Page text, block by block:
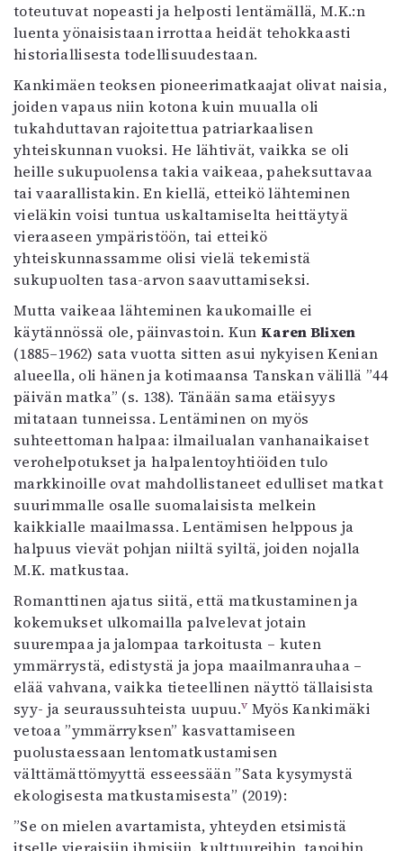
toteutuvat nopeasti ja helposti lentämällä, M.K.:n
luenta yönaisistaan irrottaa heidät tehokkaasti
historiallisesta todellisuudestaan.
Kankimäen teoksen pioneerimatkaajat olivat naisia,
joiden vapaus niin kotona kuin muualla oli
tukahduttavan rajoitettua patriarkaalisen
yhteiskunnan vuoksi. He lähtivät, vaikka se oli
heille sukupuolensa takia vaikeaa, paheksuttavaa
tai vaarallistakin. En kiellä, etteikö lähteminen
vieläkin voisi tuntua uskaltamiselta heittäytyä
vieraaseen ympäristöön, tai etteikö
yhteiskunnassamme olisi vielä tekemistä
sukupuolten tasa-arvon saavuttamiseksi.
Mutta vaikeaa lähteminen kaukomaille ei
käytännössä ole, päinvastoin. Kun Karen Blixen
(1885–1962) sata vuotta sitten asui nykyisen Kenian
alueella, oli hänen ja kotimaansa Tanskan välillä ”44
päivän matka” (s. 138). Tänään sama etäisyys
mitataan tunneissa. Lentäminen on myös
suhteettoman halpaa: ilmailualan vanhanaikaiset
verohelpotukset ja halpalentoyhtiöiden tulo
markkinoille ovat mahdollistaneet edulliset matkat
suurimmalle osalle suomalaisista melkein
kaikkialle maailmassa. Lentämisen helppous ja
halpuus vievät pohjan niiltä syiltä, joiden nojalla
M.K. matkustaa.
Romanttinen ajatus siitä, että matkustaminen ja
kokemukset ulkomailla palvelevat jotain
suurempaa ja jalompaa tarkoitusta – kuten
ymmärrystä, edistystä ja jopa maailmanrauhaa –
elää vahvana, vaikka tieteellinen näyttö tällaisista
syy- ja seuraussuhteista uupuu.v Myös Kankimäki
vetoaa ”ymmärryksen” kasvattamiseen
puolustaessaan lentomatkustamisen
välttämättömyyttä esseessään ”Sata kysymystä
ekologisesta matkustamisesta” (2019):
”Se on mielen avartamista, yhteyden etsimistä